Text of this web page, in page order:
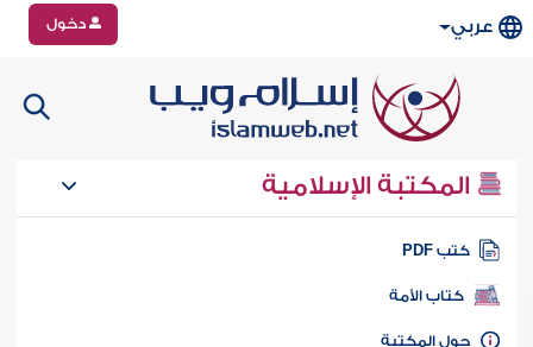
عربي دخول
المكتبة الإسلامية
كتب PDF
كتاب الأمة